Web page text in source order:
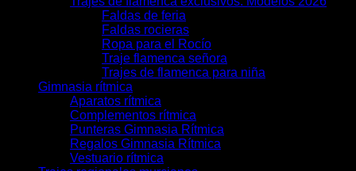
Faldas de feria
Faldas rocieras
Ropa para el Rocío
Traje flamenca señora
Trajes de flamenca para niña
Gimnasia rítmica
Aparatos rítmica
Complementos rítmica
Punteras Gimnasia Rítmica
Regalos Gimnasia Rítmica
Vestuario rítmica